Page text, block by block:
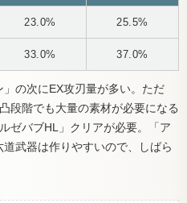
23.0% 25.5%
33.0% 37.0%
の次にEX攻刃量が多い。ただ
段階でも大量の素材が必要になる
ゼバブHL」クリアが必要。「ア
武器は作りやすいので、しばら